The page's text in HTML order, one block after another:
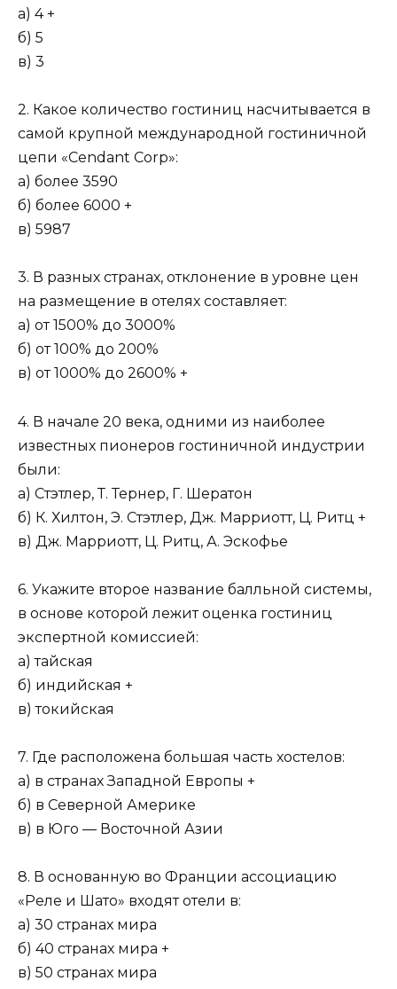
а) 4 +
б) 5
в) 3
2. Какое количество гостиниц насчитывается в
самой крупной международной гостиничной
цепи «Cendant Corp»:
а) более 3590
б) более 6000 +
в) 5987
3. В разных странах, отклонение в уровне цен
на размещение в отелях составляет:
а) от 1500% до 3000%
б) от 100% до 200%
в) от 1000% до 2600% +
4. В начале 20 века, одними из наиболее
известных пионеров гостиничной индустрии
были:
а) Стэтлер, Т. Тернер, Г. Шератон
б) К. Хилтон, Э. Стэтлер, Дж. Марриотт, Ц. Ритц +
в) Дж. Марриотт, Ц. Ритц, А. Эскофье
6. Укажите второе название балльной системы,
в основе которой лежит оценка гостиниц
экспертной комиссией:
а) тайская
б) индийская +
в) токийская
7. Где расположена большая часть хостелов:
а) в странах Западной Европы +
б) в Северной Америке
в) в Юго — Восточной Азии
8. В основанную во Франции ассоциацию
«Реле и Шато» входят отели в:
а) 30 странах мира
б) 40 странах мира +
в) 50 странах мира